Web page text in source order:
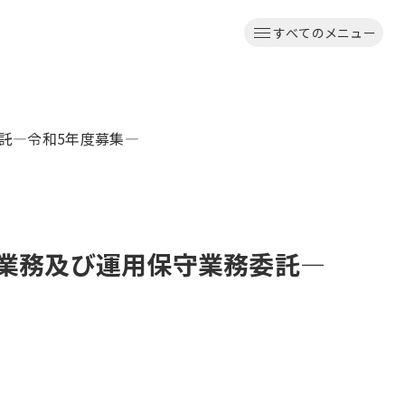
すべてのメニュー
託―令和5年度募集―
務及び運用保守業務委託―